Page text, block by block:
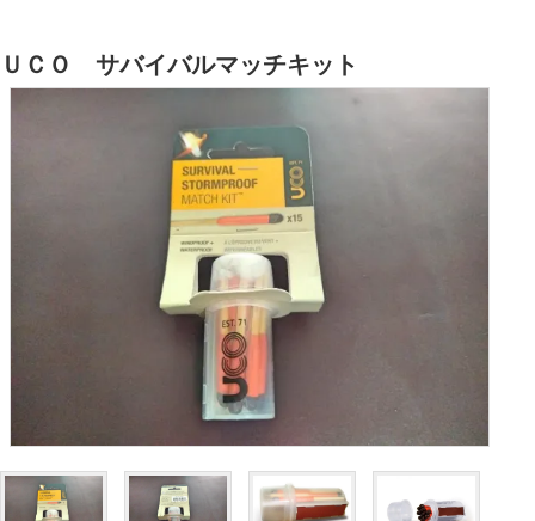
ＵＣＯ サバイバルマッチキット